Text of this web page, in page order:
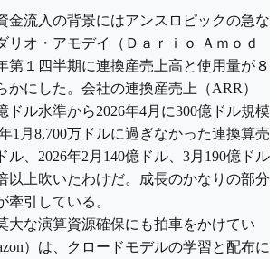
金流入の背景にはアンスロピックの急な
リオ・アモデイ（Ｄａｒｉｏ Ａｍｏｄ
第１四半期に連換産売上高と使用量が８
かにした。会社の連換産売上（ARR）
ドル水準から2026年4月に300億ドル規模
1月8,700万ドルに過ぎなかった連換算売
ル、2026年2月140億ドル、3月190億ドル
以上吹いたわけだ。成長のかなりの部分
牽引している。
大な演算資源確保にも拍車をかけてい
）は、クロードモデルの学習と配布に